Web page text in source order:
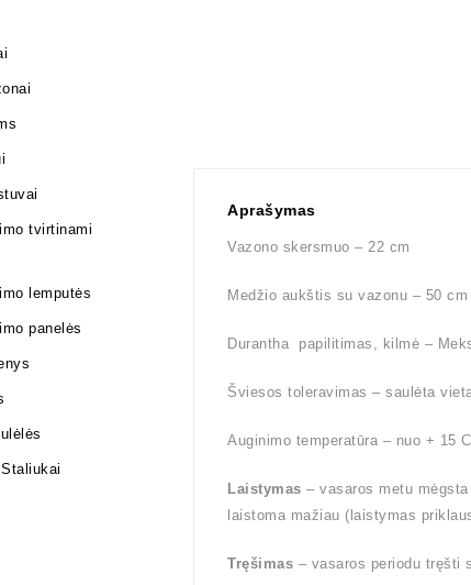
Aprašymas
Vazono skersmuo – 22 cm
Medžio aukštis su vazonu – 50 cm
Durantha papilitimas, kilmė –
Šviesos toleravimas – saulėta
Auginimo temperatūra – nuo + 15
Laistymas – vasaros metu
laistoma mažiau (laistymas
Tręšimas – vasaros periodu tręšti
tvirtinami
lemputės
panelės